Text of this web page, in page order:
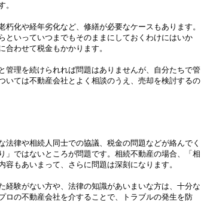
。
朽化や経年劣化など、修繕が必要なケースもあります。
といっていつまでもそのままにしておくわけにはいか
合わせて税金もかかります。
管理を続けられれば問題はありませんが、自分たちで管
いては不動産会社とよく相談のうえ、売却を検討するの
法律や相続人同士での協議、税金の問題などが絡んでく
」ではないところが問題です。相続不動産の場合、「相
容もあいまって、さらに問題は深刻になります。
経験がない方や、法律の知識があいまいな方は、十分な
ロの不動産会社を介することで、トラブルの発生を防